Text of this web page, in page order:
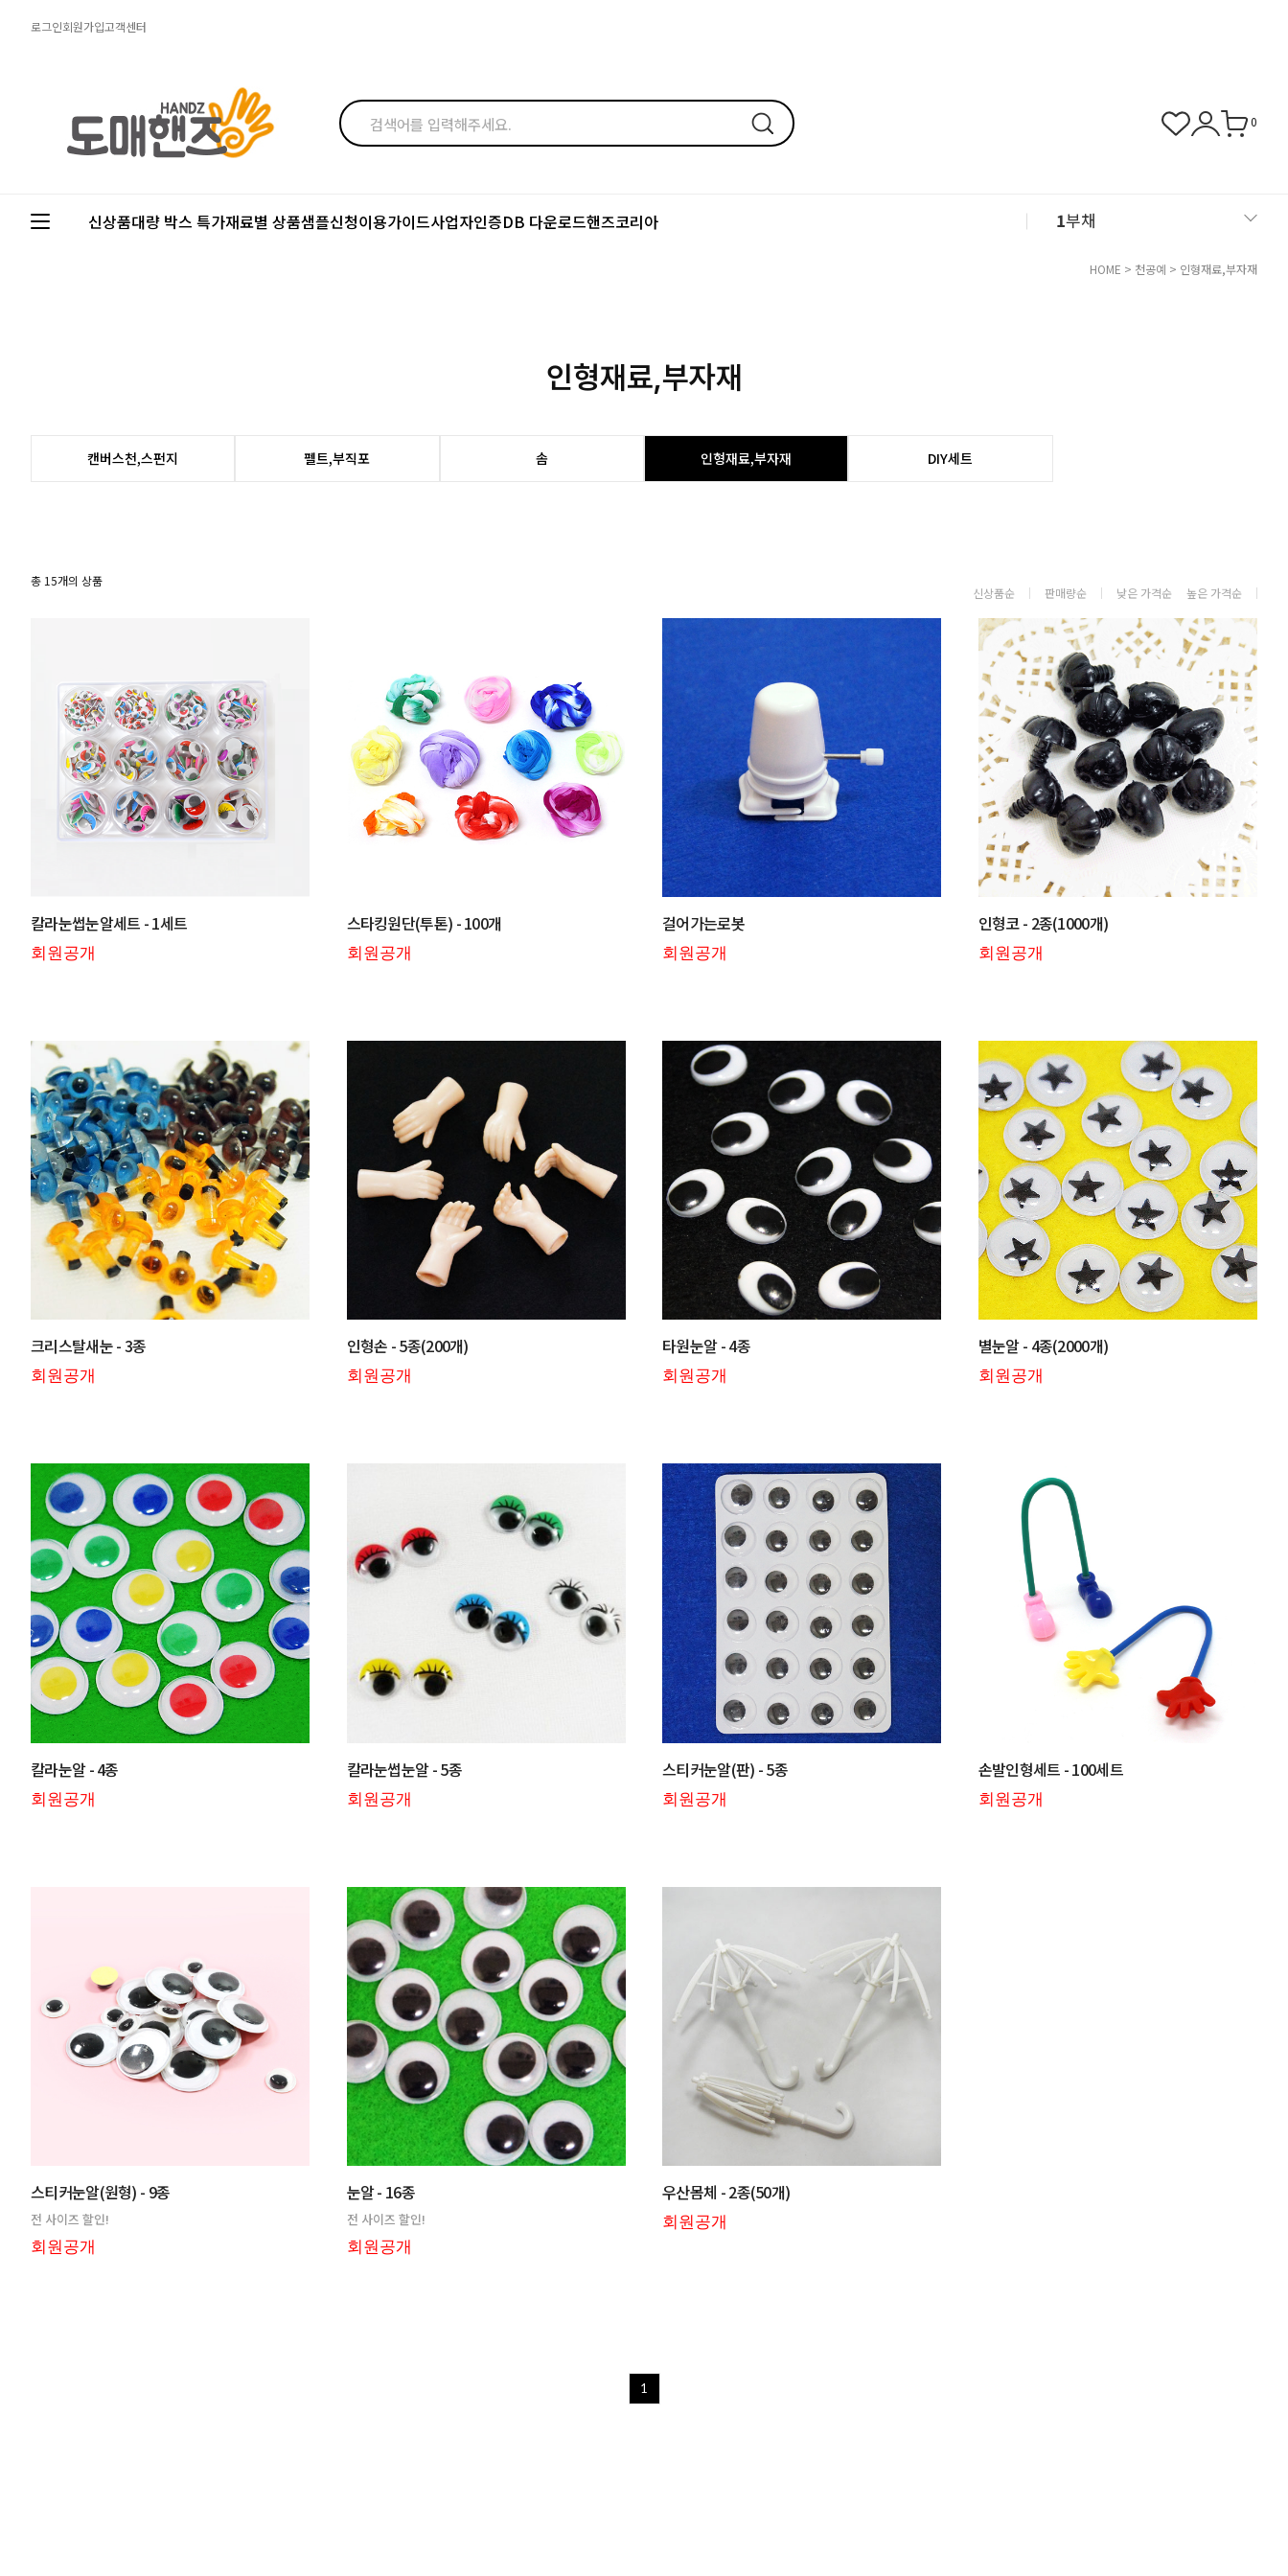
로그인회원가입고객센터
0
신상품대량 박스 특가재료별 상품샘플신청이용가이드사업자인증DB 다운로드핸즈코리아 1부채
아크릴
HOME > 천공예 > 인형재료,부자재
인형재료,부자재
캔버스천,스펀지 펠트,부직포 솜 인형재료,부자재 DIY세트
총 15개의 상품
신상품순 판매량순 낮은 가격순 높은 가격순
칼라눈썹눈알세트 - 1세트
회원공개
스타킹원단(투톤) - 100개
회원공개
걸어가는로봇
회원공개
인형코 - 2종(1000개)
회원공개
크리스탈새눈 - 3종
회원공개
인형손 - 5종(200개)
회원공개
타원눈알 - 4종
회원공개
별눈알 - 4종(2000개)
회원공개
칼라눈알 - 4종
회원공개
칼라눈썹눈알 - 5종
회원공개
스티커눈알(판) - 5종
회원공개
손발인형세트 - 100세트
회원공개
스티커눈알(원형) - 9종
전 사이즈 할인!
회원공개
눈알 - 16종
전 사이즈 할인!
회원공개
우산몸체 - 2종(50개)
회원공개
1